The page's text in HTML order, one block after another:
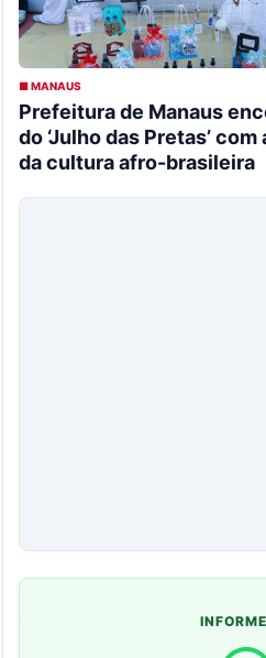
■ MANAUS
Prefeitura de Manaus
do ‘Julho das Pretas’
da cultura afro-brasileira